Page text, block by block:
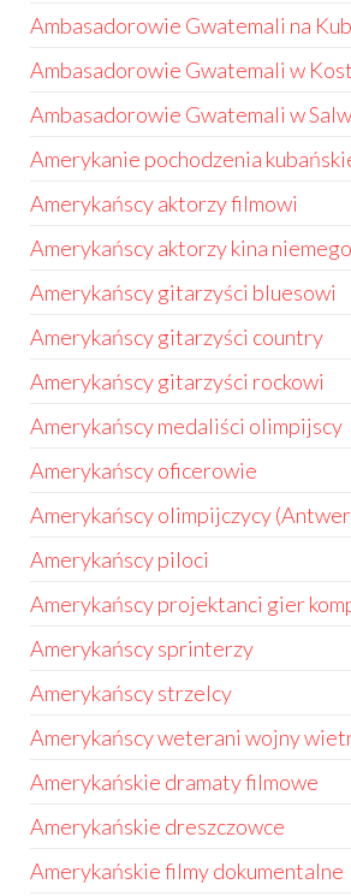
Ambasadorowie Gwatemali na
Ambasadorowie Gwatemali w
Ambasadorowie Gwatemali w
Amerykanie pochodzenia
Amerykańscy aktorzy filmowi
Amerykańscy aktorzy kina niemego
Amerykańscy gitarzyści bluesowi
Amerykańscy gitarzyści country
Amerykańscy gitarzyści rockowi
Amerykańscy medaliści olimpijscy
Amerykańscy oficerowie
Amerykańscy olimpijczycy
Amerykańscy piloci
Amerykańscy projektanci gier
Amerykańscy sprinterzy
Amerykańscy strzelcy
Amerykańscy weterani wojny
Amerykańskie dramaty filmowe
Amerykańskie dreszczowce
Amerykańskie filmy dokumentalne